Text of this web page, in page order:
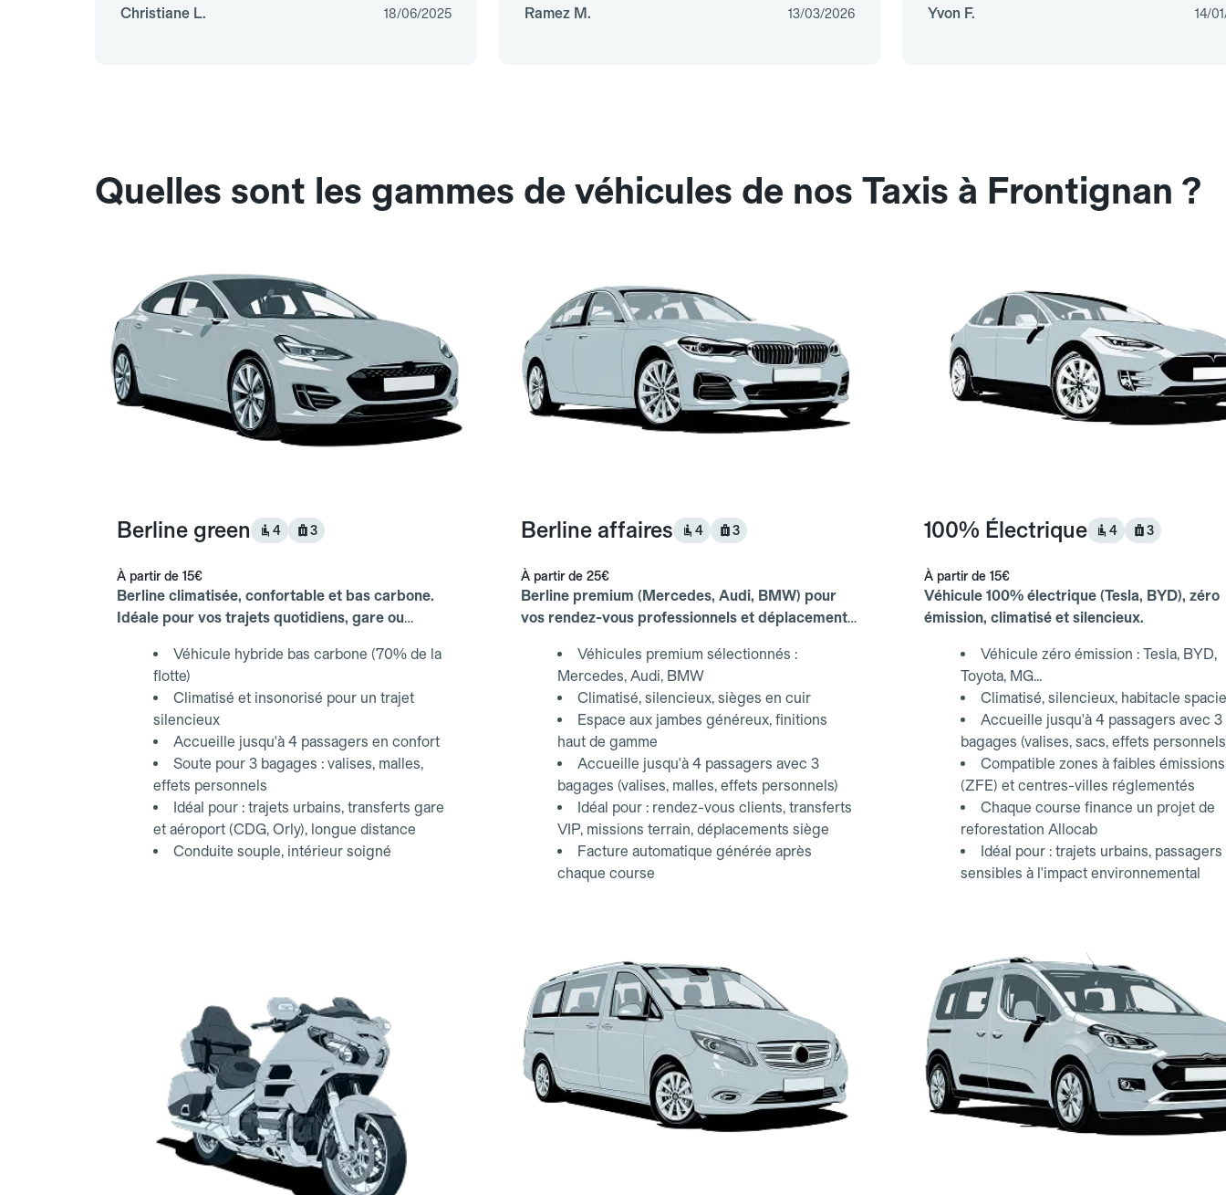
Christiane L. 18/06/2025 Ramez M. 13/03/2026 Yvon F. 14/
Quelles sont les gammes de véhicules de nos Taxis à Frontignan ?
Berline green 4 3
À partir de 15€
Berline climatisée, confortable et bas carbone.
Idéale pour vos trajets quotidiens, gare ou
Véhicule hybride bas carbone (70% de la
flotte)
Climatisé et insonorisé pour un trajet
silencieux
Accueille jusqu'à 4 passagers en confort
Soute pour 3 bagages : valises, malles,
effets personnels
Idéal pour : trajets urbains, transferts gare
et aéroport (CDG, Orly), longue distance
Conduite souple, intérieur soigné
Berline affaires 4 3
À partir de 25€
Berline premium (Mercedes, Audi, BMW) pour
vos rendez-vous professionnels et déplacements
Véhicules premium sélectionnés :
Mercedes, Audi, BMW
Climatisé, silencieux, sièges en cuir
Espace aux jambes généreux, finitions
haut de gamme
Accueille jusqu'à 4 passagers avec 3
bagages (valises, malles, effets personnels)
Idéal pour : rendez-vous clients, transferts
VIP, missions terrain, déplacements siège
Facture automatique générée après
chaque course
100% Électrique 4 3
À partir de 15€
Véhicule 100% électrique (Tesla, BYD), zéro
émission, climatisé et silencieux.
Véhicule zéro émission : Tesla, BYD,
Toyota, MG...
Climatisé, silencieux, habitacle
Accueille jusqu'à 4 passagers avec 3
bagages (valises, sacs, effets
Compatible zones à faibles émissions
(ZFE) et centres-villes réglementés
Chaque course finance un projet de
reforestation Allocab
Idéal pour : trajets urbains, passagers
sensibles à l'impact environnemental